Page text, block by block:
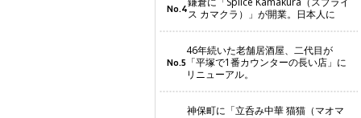
No.4ス カマクラ）」が開業。日本人に
No.5
46年続いた老舗居酒屋、二代目が
「平塚で1番カウンターの長い店」に
リニューアル。
神保町に「立呑み中華 猫猫（マオマ